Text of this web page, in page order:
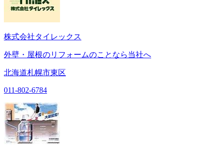
株式会社タイレックス
外壁・屋根のリフォームのことなら当社へ
北海道札幌市東区
011-802-6784